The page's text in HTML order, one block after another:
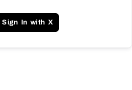
Sign In with X